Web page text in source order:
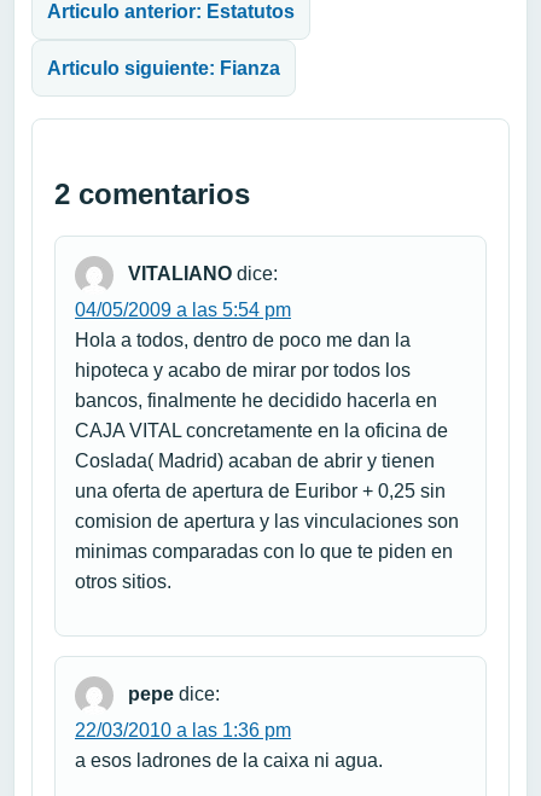
Articulo anterior: Estatutos
Articulo siguiente: Fianza
2 comentarios
VITALIANO dice:
04/05/2009 a las 5:54 pm
Hola a todos, dentro de poco me dan la
hipoteca y acabo de mirar por todos los
bancos, finalmente he decidido hacerla en
CAJA VITAL concretamente en la oficina de
Coslada( Madrid) acaban de abrir y tienen
una oferta de apertura de Euribor + 0,25 sin
comision de apertura y las vinculaciones son
minimas comparadas con lo que te piden en
otros sitios.
pepe dice:
22/03/2010 a las 1:36 pm
a esos ladrones de la caixa ni agua.